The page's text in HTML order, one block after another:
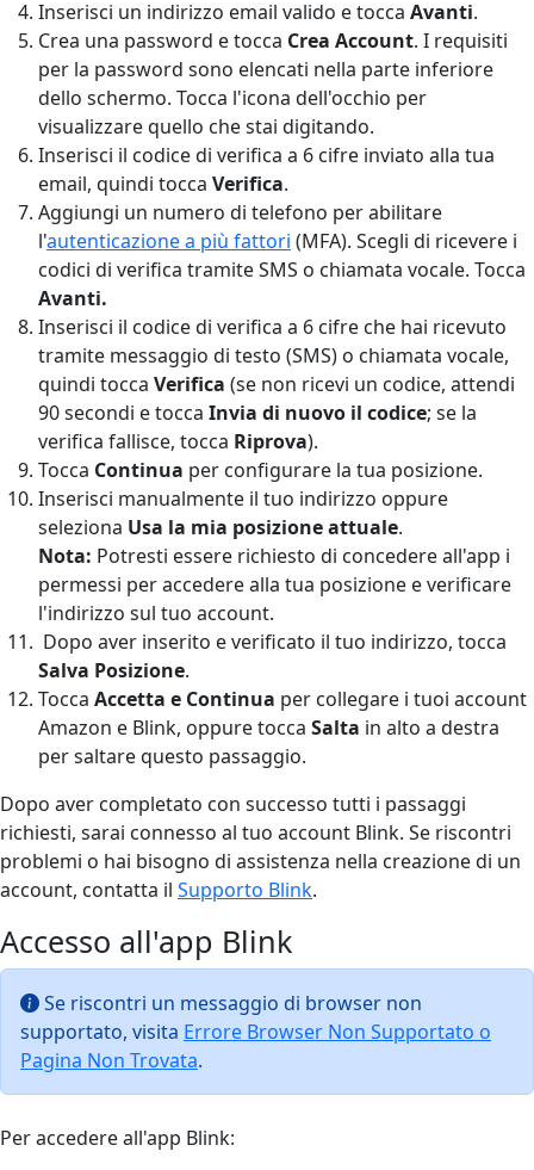
Inserisci un indirizzo email valido e tocca Avanti.
Crea una password e tocca Crea Account. I requisiti
per la password sono elencati nella parte inferiore
dello schermo. Tocca l'icona dell'occhio per
visualizzare quello che stai digitando.
Inserisci il codice di verifica a 6 cifre inviato alla tua
email, quindi tocca Verifica.
Aggiungi un numero di telefono per abilitare
l'autenticazione a più fattori (MFA). Scegli di ricevere i
codici di verifica tramite SMS o chiamata vocale. Tocca
Avanti.
Inserisci il codice di verifica a 6 cifre che hai ricevuto
tramite messaggio di testo (SMS) o chiamata vocale,
quindi tocca Verifica (se non ricevi un codice, attendi
90 secondi e tocca Invia di nuovo il codice; se la
verifica fallisce, tocca Riprova).
Tocca Continua per configurare la tua posizione.
Inserisci manualmente il tuo indirizzo oppure
seleziona Usa la mia posizione attuale.
Nota: Potresti essere richiesto di concedere all'app i
permessi per accedere alla tua posizione e verificare
l'indirizzo sul tuo account.
Dopo aver inserito e verificato il tuo indirizzo, tocca
Salva Posizione.
Tocca Accetta e Continua per collegare i tuoi account
Amazon e Blink, oppure tocca Salta in alto a destra
per saltare questo passaggio.
Dopo aver completato con successo tutti i passaggi
richiesti, sarai connesso al tuo account Blink. Se riscontri
problemi o hai bisogno di assistenza nella creazione di un
account, contatta il Supporto Blink.
Accesso all'app Blink
Se riscontri un messaggio di browser non
supportato, visita Errore Browser Non Supportato o
Pagina Non Trovata.
Per accedere all'app Blink: